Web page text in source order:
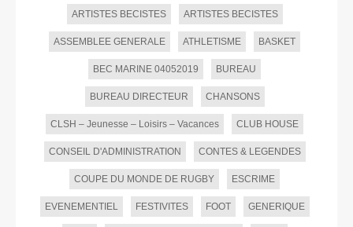
ARTISTES BECISTES ARTISTES BECISTES
ASSEMBLEE GENERALE ATHLETISME BASKET
BEC MARINE 04052019 BUREAU
BUREAU DIRECTEUR CHANSONS
CLSH – Jeunesse – Loisirs – Vacances CLUB HOUSE
CONSEIL D'ADMINISTRATION CONTES & LEGENDES
COUPE DU MONDE DE RUGBY ESCRIME
EVENEMENTIEL FESTIVITES FOOT GENERIQUE